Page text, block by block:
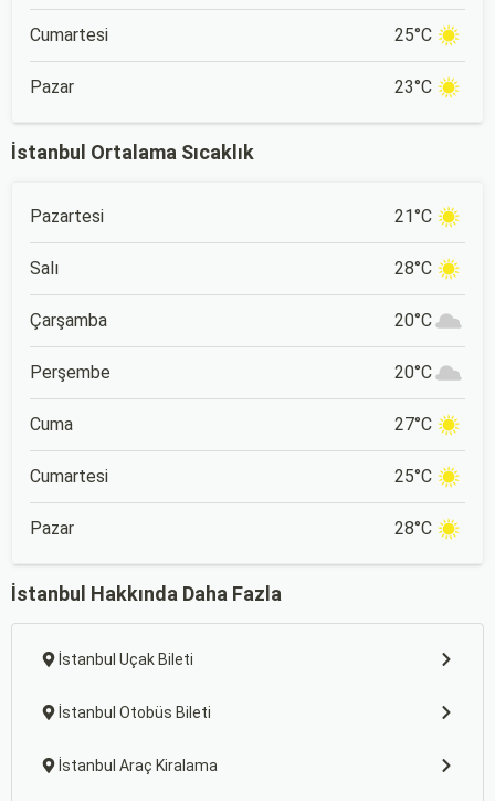
Cumartesi 25°C
Pazar 23°C
İstanbul Ortalama Sıcaklık
Pazartesi 21°C
Salı 28°C
Çarşamba 20°C
Perşembe 20°C
Cuma 27°C
Cumartesi 25°C
Pazar 28°C
İstanbul Hakkında Daha Fazla
İstanbul Uçak Bileti
İstanbul Otobüs Bileti
İstanbul Araç Kiralama